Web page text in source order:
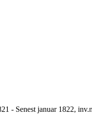
- Senest januar 1822,